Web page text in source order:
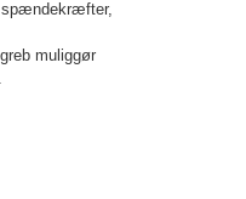
spændekræfter,
muliggør